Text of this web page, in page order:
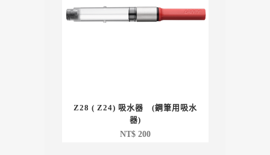
Z28 ( Z24) 吸水器 (鋼筆用吸水
器)
NT$200